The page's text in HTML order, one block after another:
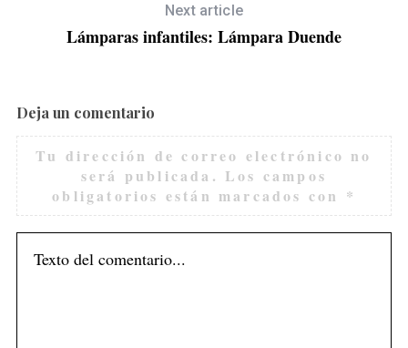
Next article
Lámparas infantiles: Lámpara Duende
Deja un comentario
Tu dirección de correo electrónico no
será publicada. Los campos
obligatorios están marcados con *
S
e